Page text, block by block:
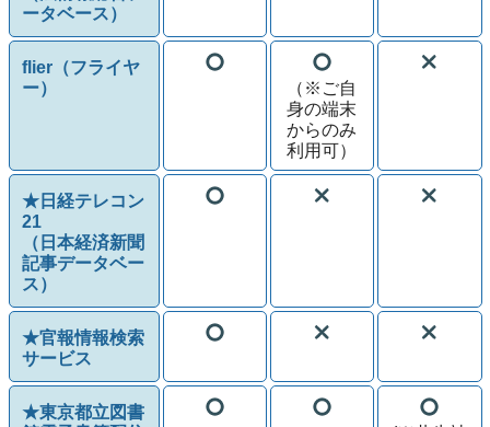
ータベース）
flier（フライヤ
ー）
（※ご自
身の端末
からのみ
利用可）
★日経テレコン
21
（日本経済新聞
記事データベー
ス）
★官報情報検索
サービス
★東京都立図書